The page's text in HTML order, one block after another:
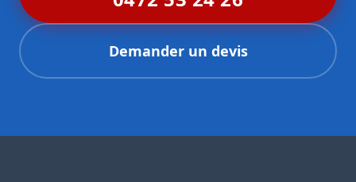
Demander un devis